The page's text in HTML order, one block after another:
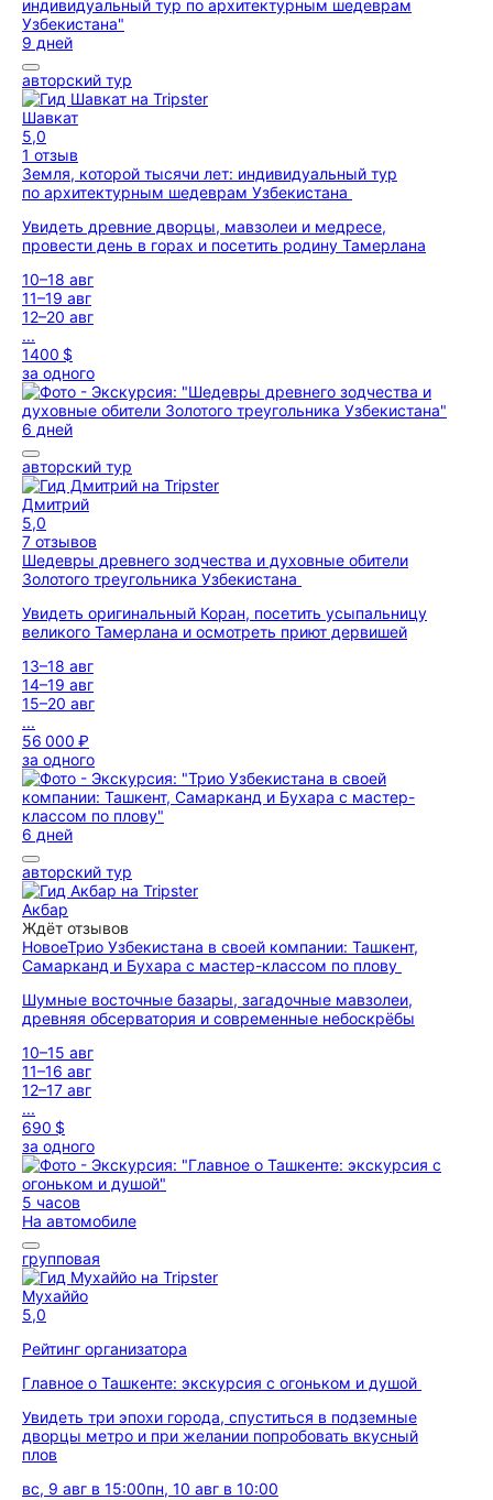
9 дней
авторский тур
Шавкат
5,0
1 отзыв
Земля, которой тысячи лет: индивидуальный тур
по архитектурным шедеврам Узбекистана
Увидеть древние дворцы, мавзолеи и медресе,
провести день в горах и посетить родину Тамерлана
10–18 авг
11–19 авг
12–20 авг
...
1400 $
за одного
6 дней
авторский тур
Дмитрий
5,0
7 отзывов
Шедевры древнего зодчества и духовные обители
Золотого треугольника Узбекистана
Увидеть оригинальный Коран, посетить усыпальницу
великого Тамерлана и осмотреть приют дервишей
13–18 авг
14–19 авг
15–20 авг
...
56 000 ₽
за одного
6 дней
авторский тур
Акбар
Ждёт отзывов
НовоеТрио Узбекистана в своей компании: Ташкент,
Самарканд и Бухара с мастер-классом по плову
Шумные восточные базары, загадочные мавзолеи,
древняя обсерватория и современные небоскрёбы
10–15 авг
11–16 авг
12–17 авг
...
690 $
за одного
5 часов
На автомобиле
групповая
Мухаййо
5,0
Рейтинг организатора
Главное о Ташкенте: экскурсия с огоньком и душой
Увидеть три эпохи города, спуститься в подземные
дворцы метро и при желании попробовать вкусный
плов
вс, 9 авг в 15:00пн, 10 авг в 10:00